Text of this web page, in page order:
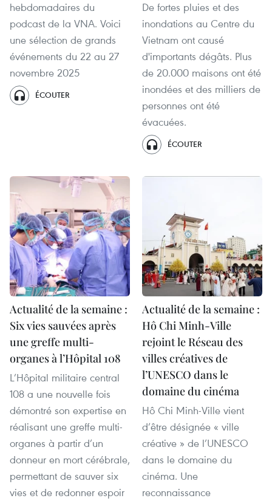
hebdomadaires du
podcast de la VNA. Voici
une sélection de grands
événements du 22 au 27
novembre 2025
ÉCOUTER
De fortes pluies et des
inondations au Centre du
Vietnam ont causé
d'importants dégâts. Plus
de 20.000 maisons ont été
inondées et des milliers de
personnes ont été
évacuées.
ÉCOUTER
Actualité de la semaine :
Six vies sauvées après
une greffe multi-
organes à l’Hôpital 108
L’Hôpital militaire central
108 a une nouvelle fois
démontré son expertise en
réalisant une greffe multi-
organes à partir d’un
donneur en mort cérébrale,
permettant de sauver six
vies et de redonner espoir
Actualité de la semaine :
Hô Chi Minh-Ville
rejoint le Réseau des
villes créatives de
l’UNESCO dans le
domaine du cinéma
Hô Chi Minh-Ville vient
d’être désignée « ville
créative » de l’UNESCO
dans le domaine du
cinéma. Une
reconnaissance